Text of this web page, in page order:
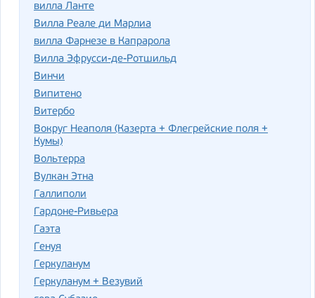
вилла Ланте
Вилла Реале ди Марлиа
вилла Фарнезе в Капрарола
Вилла Эфрусси-де-Ротшильд
Винчи
Випитено
Витербо
Вокруг Неаполя (Казерта + Флегрейские поля +
Кумы)
Вольтерра
Вулкан Этна
Галлиполи
Гардоне-Ривьера
Гаэта
Генуя
Геркуланум
Геркуланум + Везувий